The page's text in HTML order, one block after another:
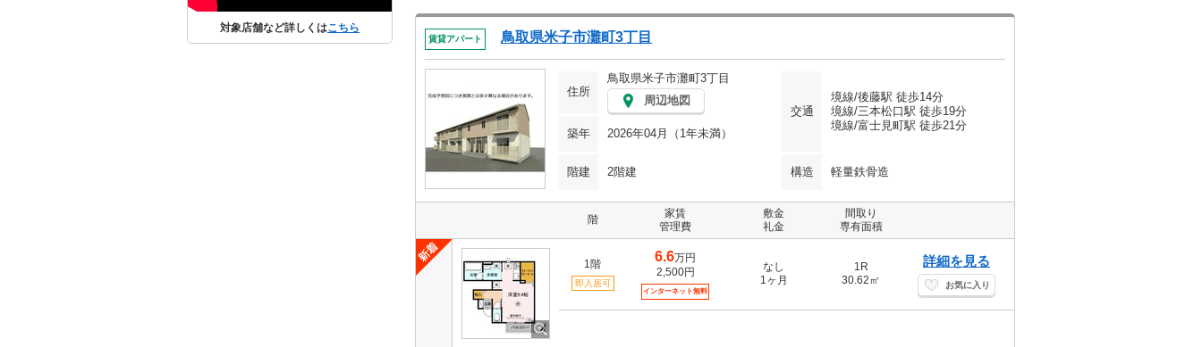
対象店舗など詳しくはこちら
賃貸アパート 鳥取県米子市灘町3丁目
住所
鳥取県米子市灘町3丁目
周辺地図
交通
境線/後藤駅 徒歩14分
境線/三本松口駅 徒歩19分
境線/富士見町駅 徒歩21分
築年 2026年04月（1年未満）
階建 2階建 構造 軽量鉄骨造
階
家賃
管理費
敷金
礼金
間取り
専有面積
1階
即入居可
6.6万円
2,500円
インターネット無料
なし
1ヶ月
1R
30.62㎡
詳細を見る
お気に入り